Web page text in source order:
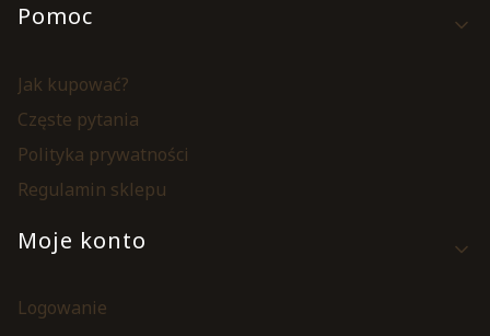
Pomoc
Jak kupować?
Częste pytania
Polityka prywatności
Regulamin sklepu
Moje konto
Logowanie